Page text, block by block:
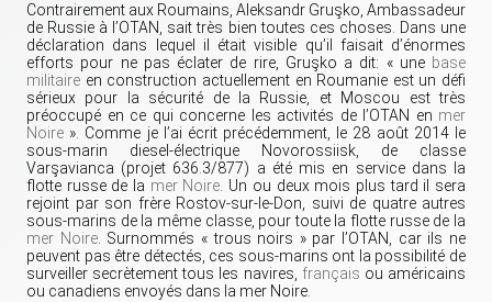
Contrairement aux Roumains, Aleksandr Gruşko, Ambassadeur
de Russie à l’OTAN, sait très bien toutes ces choses. Dans une
déclaration dans lequel il était visible qu’il faisait d’énormes
efforts pour ne pas éclater de rire, Gruşko a dit: « une base
militaire en construction actuellement en Roumanie est un défi
sérieux pour la sécurité de la Russie, et Moscou est très
préoccupé en ce qui concerne les activités de l’OTAN en mer
Noire ». Comme je l’ai écrit précédemment, le 28 août 2014 le
sous-marin diesel-électrique Novorossiisk, de classe
Varşavianca (projet 636.3/877) a été mis en service dans la
flotte russe de la mer Noire. Un ou deux mois plus tard il sera
rejoint par son frère Rostov-sur-le-Don, suivi de quatre autres
sous-marins de la même classe, pour toute la flotte russe de la
mer Noire. Surnommés « trous noirs » par l’OTAN, car ils ne
peuvent pas être détectés, ces sous-marins ont la possibilité de
surveiller secrètement tous les navires, français ou américains
ou canadiens envoyés dans la mer Noire.